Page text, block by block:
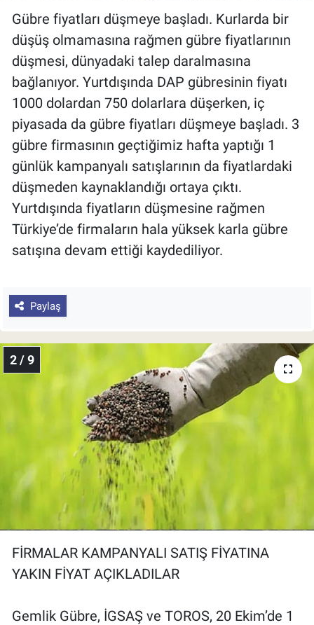
Gübre fiyatları düşmeye başladı. Kurlarda bir
düşüş olmamasına rağmen gübre fiyatlarının
düşmesi, dünyadaki talep daralmasına
bağlanıyor. Yurtdışında DAP gübresinin fiyatı
1000 dolardan 750 dolarlara düşerken, iç
piyasada da gübre fiyatları düşmeye başladı. 3
gübre firmasının geçtiğimiz hafta yaptığı 1
günlük kampanyalı satışlarının da fiyatlardaki
düşmeden kaynaklandığı ortaya çıktı.
Yurtdışında fiyatların düşmesine rağmen
Türkiye’de firmaların hala yüksek karla gübre
satışına devam ettiği kaydediliyor.
Paylaş
2 / 9
FİRMALAR KAMPANYALI SATIŞ FİYATINA
YAKIN FİYAT AÇIKLADILAR
Gemlik Gübre, İGSAŞ ve TOROS, 20 Ekim’de 1